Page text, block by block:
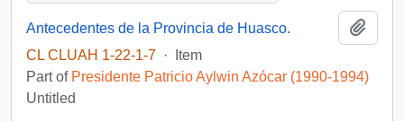
Antecedentes de la Provincia de Huasco.
CL CLUAH 1-22-1-7 ·
Item
Part of Presidente Patricio Aylwin Azócar (1990-1994)
Untitled